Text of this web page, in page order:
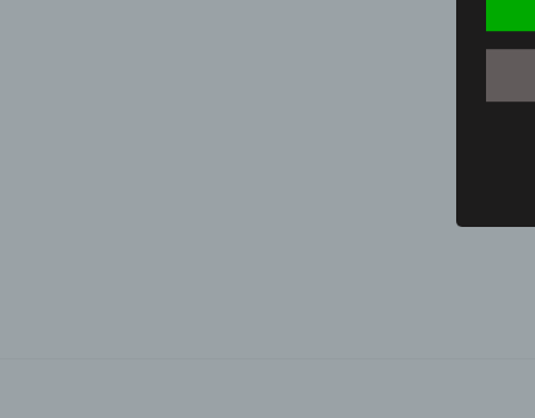
eine